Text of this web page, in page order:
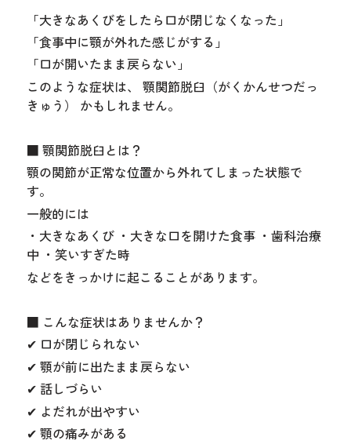
「大きなあくびをしたら口が閉じなくなった」
「食事中に顎が外れた感じがする」
「口が開いたまま戻らない」
このような症状は、 顎関節脱臼（がくかんせつだっ
きゅう） かもしれません。
■ 顎関節脱臼とは？
顎の関節が正常な位置から外れてしまった状態で
す。
一般的には
・大きなあくび ・大きな口を開けた食事 ・歯科治療
中 ・笑いすぎた時
などをきっかけに起こることがあります。
■ こんな症状はありませんか？
✔ 口が閉じられない
✔ 顎が前に出たまま戻らない
✔ 話しづらい
✔ よだれが出やすい
✔ 顎の痛みがある